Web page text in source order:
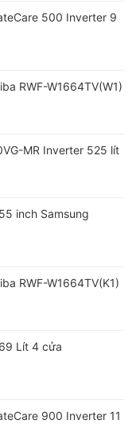
500 Inverter 9
RWF-W1664TV(W1)
MR Inverter 525 lít
inch Samsung
RWF-W1664TV(K1)
Lít 4 cửa
900 Inverter 11